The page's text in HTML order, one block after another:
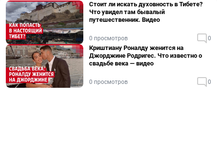
Стоит ли искать духовность в Тибете?
Что увидел там бывалый
путешественник. Видео
0 просмотров 0
Криштиану Роналду женится на
Джорджине Родригес. Что известно о
свадьбе века — видео
0 просмотров 0